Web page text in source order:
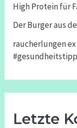
High Protein für
Der Burger aus
raucherlungen
Letzte